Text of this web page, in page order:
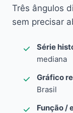
Três ângulos
sem precisar
Série
mediana
Gráfico
Brasil
Função /